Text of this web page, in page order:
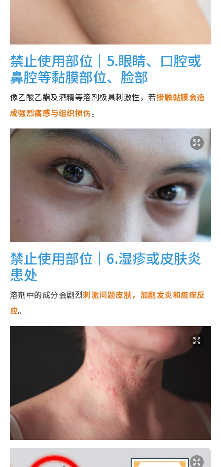
禁止使用部位｜5.眼睛、口腔或
鼻腔等黏膜部位、脸部
像乙酸乙酯及酒精等溶剂极具刺激性，若接触黏膜会造
成强烈痛感与组织损伤。
禁止使用部位｜6.湿疹或皮肤炎
患处
溶剂中的成分会剧烈刺激问题皮肤，加剧发炎和痕痒反
应。